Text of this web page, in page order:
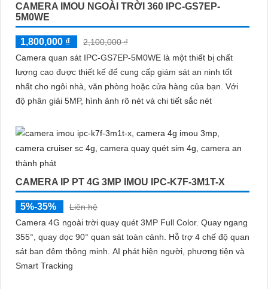
CAMERA IMOU NGOÀI TRỜI 360 IPC-GS7EP-
5M0WE
1,800,000 ₫
2,100,000 ₫
Camera quan sát IPC-GS7EP-5M0WE là một thiết bị chất
lượng cao được thiết kế để cung cấp giám sát an ninh tốt
nhất cho ngôi nhà, văn phòng hoặc cửa hàng của bạn. Với
độ phân giải 5MP, hình ảnh rõ nét và chi tiết sắc nét
CAMERA IP PT 4G 3MP IMOU IPC-K7F-3M1T-X
5%-35%
Liên hệ
Camera 4G ngoài trời quay quét 3MP Full Color. Quay ngang
355°, quay dọc 90° quan sát toàn cảnh. Hỗ trợ 4 chế độ quan
sát ban đêm thông minh. AI phát hiện người, phương tiện và
Smart Tracking